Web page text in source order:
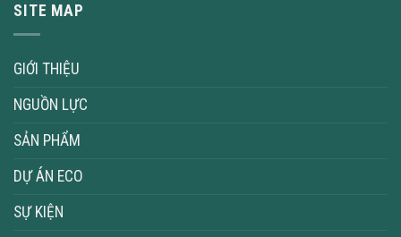
SITE MAP
GIỚI THIỆU
NGUỒN LỰC
SẢN PHẨM
DỰ ÁN ECO
SỰ KIỆN